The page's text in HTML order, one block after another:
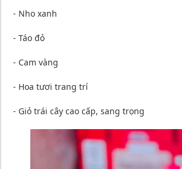
- Nho xanh
- Táo đỏ
- Cam vàng
- Hoa tươi trang trí
- Giỏ trái cây cao cấp, sang trọng